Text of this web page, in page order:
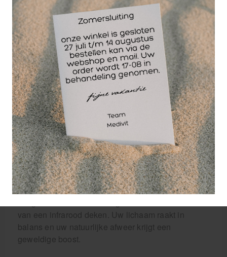
warmte deken?
1. Stel de temperatuur in met de pijltjestoetsen.
2. Stel de gewenste tijd in
3. Ontspan! Plaats het infrarood deken over het deel
van het lichaam dat u wil behandelen. U kan de
Infrarood Deken ook zittend gebruiken.
Wanneer gebruik je de 2Origing infrarood deken
voor nek en schouder?
pijnverlichting
fibromyalgie
nekpijn
slechte nachtrust
verhogen van spierelasticiteit
verbeteren van de bloedcirculatie
van een infrarood deken. Uw lichaam raakt in
balans en uw natuurlijke afweer krijgt een
geweldige boost.